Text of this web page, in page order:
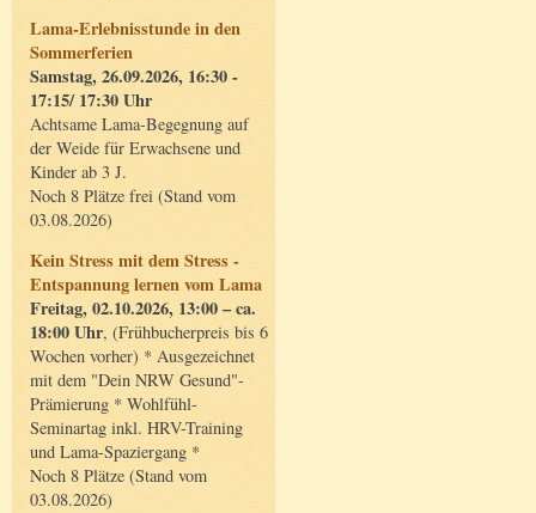
Lama-Erlebnisstunde in den
Sommerferien
Samstag, 26.09.2026, 16:30 -
17:15/ 17:30 Uhr
Achtsame Lama-Begegnung auf
der Weide für Erwachsene und
Kinder ab 3 J.
Noch 8 Plätze frei (Stand vom
03.08.2026)
Kein Stress mit dem Stress -
Entspannung lernen vom Lama
Freitag, 02.10.2026, 13:00 – ca.
18:00 Uhr, (Frühbucherpreis bis 6
Wochen vorher) * Ausgezeichnet
mit dem "Dein NRW Gesund"-
Prämierung * Wohlfühl-
Seminartag inkl. HRV-Training
und Lama-Spaziergang *
Noch 8 Plätze (Stand vom
03.08.2026)